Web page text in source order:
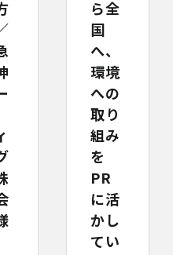
ら全
国
へ、
環境
への
取り
組み
を
PR
に活
かし
てい